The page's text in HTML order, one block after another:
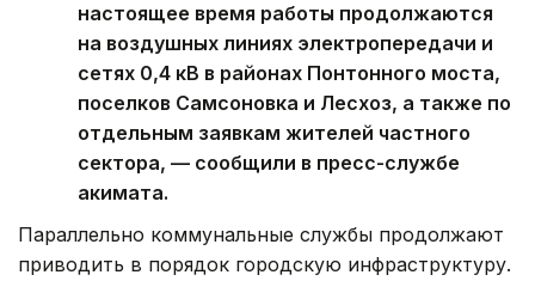
настоящее время работы продолжаются
на воздушных линиях электропередачи и
сетях 0,4 кВ в районах Понтонного моста,
поселков Самсоновка и Лесхоз, а также по
отдельным заявкам жителей частного
сектора, — сообщили в пресс-службе
акимата.
Параллельно коммунальные службы продолжают
приводить в порядок городскую инфраструктуру.